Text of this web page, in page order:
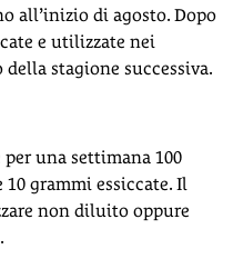
all’inizio di agosto. Dopo
e utilizzate nei
stagione successiva.
una settimana 100
grammi essiccate. Il
non diluito oppure